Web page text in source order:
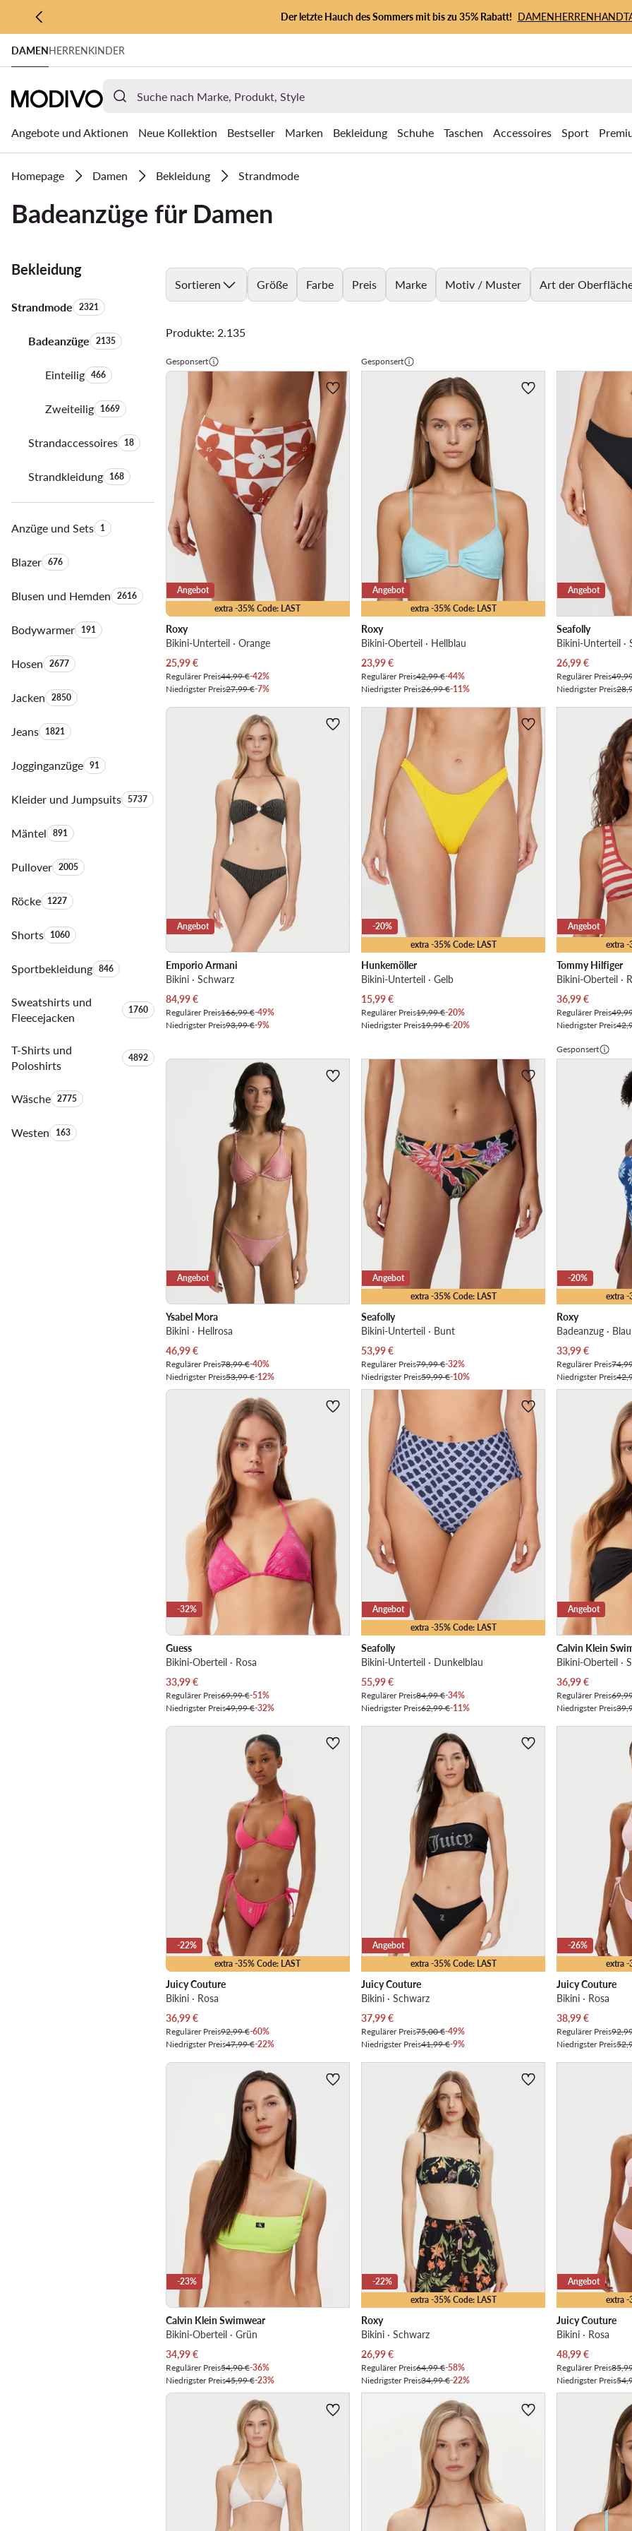
ZUM HAUPTINHALT SPRINGEN
ZUR SUCHE
Der letzte Hauch des Sommers mit bis zu 35% Rabatt! DAMENHERREN
DAMENHERRENKINDER
Angebote und Aktionen Neue Kollektion Bestseller Marken Bekleidung Schuhe Taschen Accessoires Sport
Homepage Damen Bekleidung Strandmode
Badeanzüge für Damen
Bekleidung
StrandmodeAnzahl der Produkte:
2321
BadeanzügeAnzahl der Produkte:
2135
EinteiligAnzahl der Produkte:
466
ZweiteiligAnzahl der Produkte:
1669
StrandaccessoiresAnzahl der Produkte:
18
StrandkleidungAnzahl der Produkte:
168
Anzüge und SetsAnzahl der Produkte:
1
BlazerAnzahl der Produkte:
676
Blusen und HemdenAnzahl der Produkte:
2616
BodywarmerAnzahl der Produkte:
191
HosenAnzahl der Produkte:
2677
JackenAnzahl der Produkte:
2850
JeansAnzahl der Produkte:
1821
JogginganzügeAnzahl der Produkte:
91
Kleider und JumpsuitsAnzahl der Produkte:
5737
MäntelAnzahl der Produkte:
891
PulloverAnzahl der Produkte:
2005
RöckeAnzahl der Produkte:
1227
ShortsAnzahl der Produkte:
1060
SportbekleidungAnzahl der Produkte:
846
Sweatshirts und
Fleecejacken
Anzahl der Produkte:
1760
T-Shirts und
Poloshirts
Anzahl der Produkte:
4892
WäscheAnzahl der Produkte:
2775
WestenAnzahl der Produkte:
163
Sortieren Größe Farbe Preis Marke Motiv / Muster Art der
Produkte: 2.135
Gesponsert
extra -35% Code: LAST
Angebot
Roxy
Bikini-Unterteil · Orange
Aktueller Preis
25,99€
Regulärer Preis44,99 €-42%
Niedrigster Preis27,99 €-7%
Gesponsert
extra -35% Code: LAST
Angebot
Roxy
Bikini-Oberteil · Hellblau
Aktueller Preis
23,99€
Regulärer Preis42,99 €-44%
Niedrigster Preis26,99 €-11%
Angebot
Seafolly
Bikini-Unterteil ·
Aktueller Preis
26,99€
Regulärer Preis
Niedrigster Preis
Angebot
Emporio Armani
Bikini · Schwarz
Aktueller Preis
84,99€
Regulärer Preis166,99 €-49%
Niedrigster Preis93,99 €-9%
extra -35% Code: LAST
-20%
Hunkemöller
Bikini-Unterteil · Gelb
Aktueller Preis
15,99€
Regulärer Preis19,99 €-20%
Niedrigster Preis19,99 €-20%
extra -
Angebot
Tommy Hilfiger
Bikini-Oberteil ·
Aktueller Preis
36,99€
Regulärer Preis
Niedrigster Preis
Angebot
Ysabel Mora
Bikini · Hellrosa
Aktueller Preis
46,99€
Regulärer Preis78,99 €-40%
Niedrigster Preis53,99 €-12%
extra -35% Code: LAST
Angebot
Seafolly
Bikini-Unterteil · Bunt
Aktueller Preis
53,99€
Regulärer Preis79,99 €-32%
Niedrigster Preis59,99 €-10%
Gesponsert
extra -
-20%
Roxy
Badeanzug · Blau
Aktueller Preis
33,99€
Regulärer Preis
Niedrigster Preis
-32%
Guess
Bikini-Oberteil · Rosa
Aktueller Preis
33,99€
Regulärer Preis69,99 €-51%
Niedrigster Preis49,99 €-32%
extra -35% Code: LAST
Angebot
Seafolly
Bikini-Unterteil · Dunkelblau
Aktueller Preis
55,99€
Regulärer Preis84,99 €-34%
Niedrigster Preis62,99 €-11%
Angebot
Calvin Klein
Bikini-Oberteil ·
Aktueller Preis
36,99€
Regulärer Preis
Niedrigster Preis
extra -35% Code: LAST
-22%
Juicy Couture
Bikini · Rosa
Aktueller Preis
36,99€
Regulärer Preis92,99 €-60%
Niedrigster Preis47,99 €-22%
extra -35% Code: LAST
Angebot
Juicy Couture
Bikini · Schwarz
Aktueller Preis
37,99€
Regulärer Preis75,00 €-49%
Niedrigster Preis41,99 €-9%
extra -
-26%
Juicy Couture
Bikini · Rosa
Aktueller Preis
38,99€
Regulärer Preis
Niedrigster Preis
-23%
Calvin Klein Swimwear
Bikini-Oberteil · Grün
Aktueller Preis
34,99€
Regulärer Preis54,90 €-36%
Niedrigster Preis45,99 €-23%
extra -35% Code: LAST
-22%
Roxy
Bikini · Schwarz
Aktueller Preis
26,99€
Regulärer Preis64,99 €-58%
Niedrigster Preis34,99 €-22%
extra -
Angebot
Juicy Couture
Bikini · Rosa
Aktueller Preis
48,99€
Regulärer Preis
Niedrigster Preis